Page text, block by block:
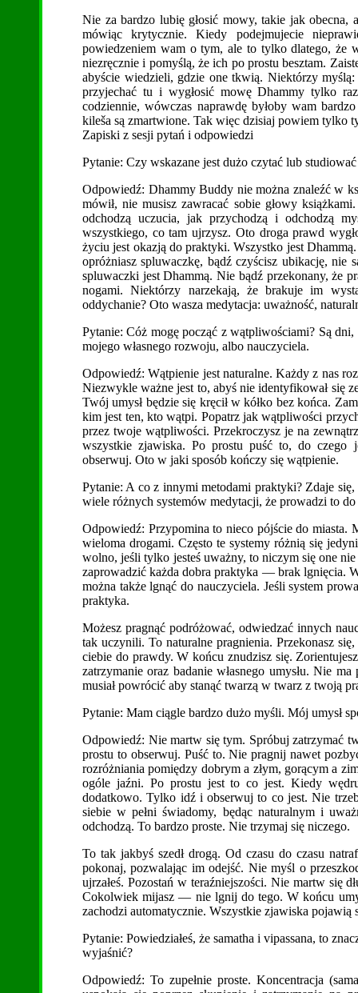
Nie za bardzo lubię głosić mowy, takie jak obecna,
mówiąc krytycznie. Kiedy podejmujecie
powiedzeniem wam o tym, ale to tylko dlatego, że
niezręcznie i pomyślą, że ich po prostu besztam.
abyście wiedzieli, gdzie one tkwią. Niektórzy
przyjechać tu i wygłosić mowę Dhammy tylko
codziennie, wówczas naprawdę byłoby wam
kileša są zmartwione. Tak więc dzisiaj powiem tylko
Zapiski z sesji pytań i odpowiedzi
Pytanie: Czy wskazane jest dużo czytać lub
Odpowiedź: Dhammy Buddy nie można znaleźć w
mówił, nie musisz zawracać sobie głowy
odchodzą uczucia, jak przychodzą i odchodzą
wszystkiego, co tam ujrzysz. Oto droga prawd
życiu jest okazją do praktyki. Wszystko jest
opróżniasz spluwaczkę, bądź czyścisz ubikację, nie
spluwaczki jest Dhammą. Nie bądź przekonany, że
nogami. Niektórzy narzekają, że brakuje im
oddychanie? Oto wasza medytacja: uważność,
Pytanie: Cóż mogę począć z wątpliwościami? Są
mojego własnego rozwoju, albo nauczyciela.
Odpowiedź: Wątpienie jest naturalne. Każdy z nas
Niezwykle ważne jest to, abyś nie identyfikował się
Twój umysł będzie się kręcił w kółko bez końca.
kim jest ten, kto wątpi. Popatrz jak wątpliwości
przez twoje wątpliwości. Przekroczysz je na
wszystkie zjawiska. Po prostu puść to, do czego
obserwuj. Oto w jaki sposób kończy się wątpienie.
Pytanie: A co z innymi metodami praktyki? Zdaje
wiele różnych systemów medytacji, że prowadzi to do
Odpowiedź: Przypomina to nieco pójście do miasta.
wieloma drogami. Często te systemy różnią się
wolno, jeśli tylko jesteś uważny, to niczym się one
zaprowadzić każda dobra praktyka — brak lgnięcia.
można także lgnąć do nauczyciela. Jeśli system
praktyka.
Możesz pragnąć podróżować, odwiedzać innych
tak uczynili. To naturalne pragnienia. Przekonasz
ciebie do prawdy. W końcu znudzisz się.
zatrzymanie oraz badanie własnego umysłu. Nie
musiał powrócić aby stanąć twarzą w twarz z twoją
Pytanie: Mam ciągle bardzo dużo myśli. Mój umysł
Odpowiedź: Nie martw się tym. Spróbuj zatrzymać
prostu to obserwuj. Puść to. Nie pragnij nawet
rozróżniania pomiędzy dobrym a złym, gorącym a
ogóle jaźni. Po prostu jest to co jest. Kiedy
dodatkowo. Tylko idź i obserwuj to co jest. Nie
siebie w pełni świadomy, będąc naturalnym i
odchodzą. To bardzo proste. Nie trzymaj się niczego.
To tak jakbyś szedł drogą. Od czasu do czasu
pokonaj, pozwalając im odejść. Nie myśl o
ujrzałeś. Pozostań w teraźniejszości. Nie martw się
Cokolwiek mijasz — nie lgnij do tego. W końcu
zachodzi automatycznie. Wszystkie zjawiska pojawią
Pytanie: Powiedziałeś, że samatha i vipassana, to
wyjaśnić?
Odpowiedź: To zupełnie proste. Koncentracja